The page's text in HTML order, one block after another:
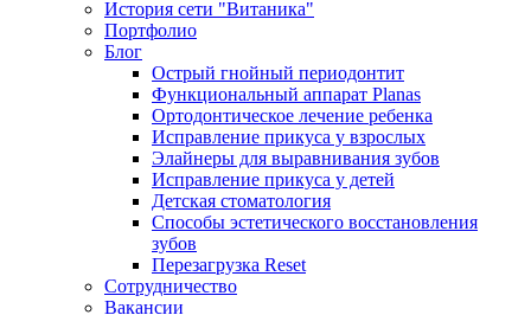
История сети "Витаника"
Портфолио
Блог
Острый гнойный периодонтит
Функциональный аппарат Planas
Ортодонтическое лечение ребенка
Исправление прикуса у взрослых
Элайнеры для выравнивания зубов
Исправление прикуса у детей
Детская стоматология
Способы эстетического восстановления
зубов
Перезагрузка Reset
Сотрудничество
Вакансии